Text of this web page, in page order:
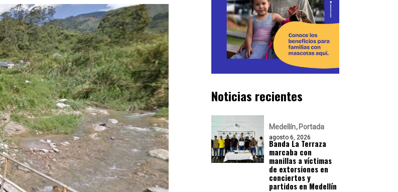
Noticias recientes
Medellín Portada
agosto 6, 2026
Banda La Terraza
marcaba con
manillas a víctimas
de extorsiones en
conciertos y
partidos en Medellín